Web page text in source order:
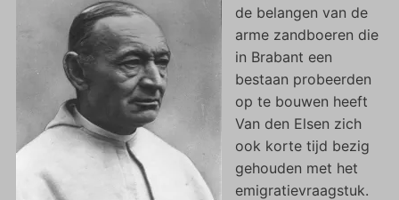
de belangen van de
arme zandboeren die
in Brabant een
bestaan probeerden
op te bouwen heeft
Van den Elsen zich
ook korte tijd bezig
gehouden met het
emigratievraagstuk.